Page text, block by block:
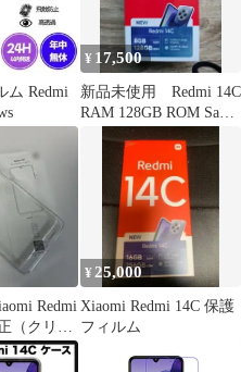
ム Redmi
¥ 17,500
新品未使用 Redmi 14C
RAM 128GB ROM Sage
Green
Redmi
（クリア
¥ 25,000
Xiaomi Redmi 14C 保護
フィルム